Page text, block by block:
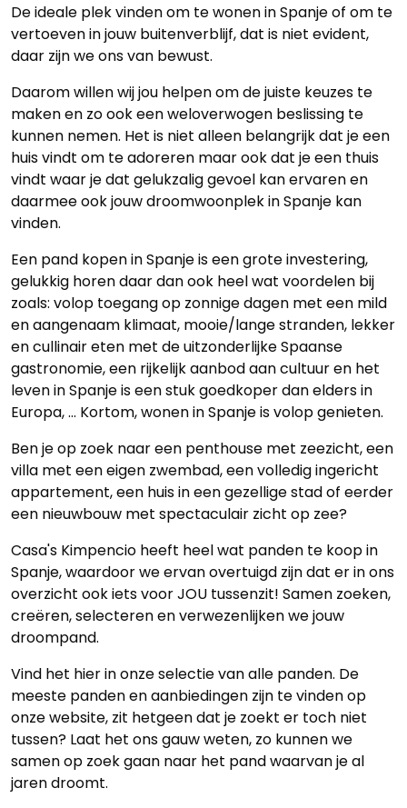
De ideale plek vinden om te wonen in Spanje of om te
vertoeven in jouw buitenverblijf, dat is niet evident,
daar zijn we ons van bewust.
Daarom willen wij jou helpen om de juiste keuzes te
maken en zo ook een weloverwogen beslissing te
kunnen nemen. Het is niet alleen belangrijk dat je een
huis vindt om te adoreren maar ook dat je een thuis
vindt waar je dat gelukzalig gevoel kan ervaren en
daarmee ook jouw droomwoonplek in Spanje kan
vinden.
Een pand kopen in Spanje is een grote investering,
gelukkig horen daar dan ook heel wat voordelen bij
zoals: volop toegang op zonnige dagen met een mild
en aangenaam klimaat, mooie/lange stranden, lekker
en cullinair eten met de uitzonderlijke Spaanse
gastronomie, een rijkelijk aanbod aan cultuur en het
leven in Spanje is een stuk goedkoper dan elders in
Europa, ... Kortom, wonen in Spanje is volop genieten.
Ben je op zoek naar een penthouse met zeezicht, een
villa met een eigen zwembad, een volledig ingericht
appartement, een huis in een gezellige stad of eerder
een nieuwbouw met spectaculair zicht op zee?
Casa's Kimpencio heeft heel wat panden te koop in
Spanje, waardoor we ervan overtuigd zijn dat er in ons
overzicht ook iets voor JOU tussenzit! Samen zoeken,
creëren, selecteren en verwezenlijken we jouw
droompand.
Vind het hier in onze selectie van alle panden. De
meeste panden en aanbiedingen zijn te vinden op
onze website, zit hetgeen dat je zoekt er toch niet
tussen? Laat het ons gauw weten, zo kunnen we
samen op zoek gaan naar het pand waarvan je al
jaren droomt.